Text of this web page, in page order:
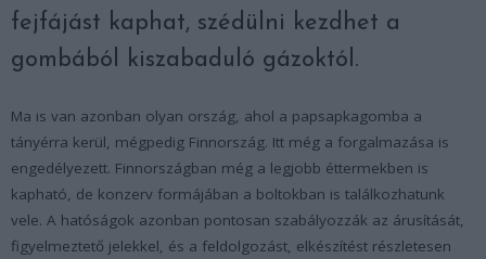
fejfájást kaphat, szédülni kezdhet a
gombából kiszabaduló gázoktól.
Ma is van azonban olyan ország, ahol a papsapkagomba a
tányérra kerül, mégpedig Finnország. Itt még a forgalmazása is
engedélyezett. Finnországban még a legjobb éttermekben is
kapható, de konzerv formájában a boltokban is találkozhatunk
vele. A hatóságok azonban pontosan szabályozzák az árusítását,
figyelmeztető jelekkel, és a feldolgozást, elkészítést részletesen